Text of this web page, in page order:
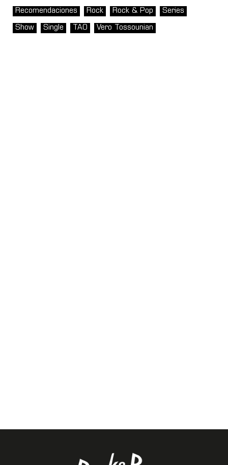
Recomendaciones Rock Rock & Pop Series
Show Single TAO Vero Tossounian